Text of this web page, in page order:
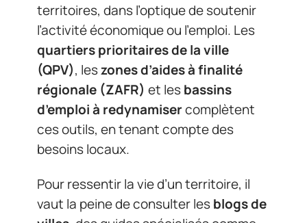
territoires, dans l’optique de soutenir
l’activité économique ou l’emploi. Les
quartiers prioritaires de la ville
(QPV), leszones d’aides à finalité
régionale (ZAFR) et lesbassins
d’emploi à redynamisercomplètent
ces outils, en tenant compte des
besoins locaux.
Pour ressentir la vie d’un territoire, il
vaut la peine de consulter lesblogs de